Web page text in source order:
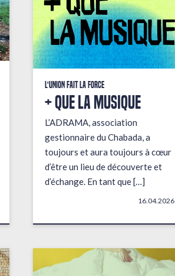
L'union fait la force
+ que la musique
L’ADRAMA, association
gestionnaire du Chabada, a
toujours et aura toujours à cœur
d’être un lieu de découverte et
d’échange. En tant que […]
16.04.2026